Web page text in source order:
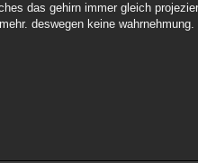
das gehirn immer gleich
deswegen keine